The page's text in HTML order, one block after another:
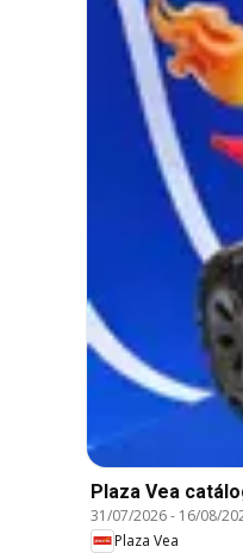
Plaza Vea
31/07/2026- 16/08/
Plaza Vea